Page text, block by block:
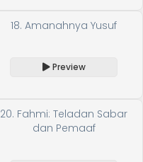
18. Amanahnya Yusuf
Preview
20. Fahmi: Teladan Sabar
dan Pemaaf